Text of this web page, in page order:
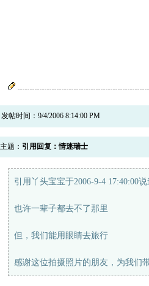
发帖时间：9/4/2006 8:14:00 PM
主题： 引用回复：情迷瑞士
引用丫头宝宝于2006-9-4 17:40:00
也许一辈子都去不了那里
但，我们能用眼睛去旅行
感谢这位拍摄照片的朋友，为我们